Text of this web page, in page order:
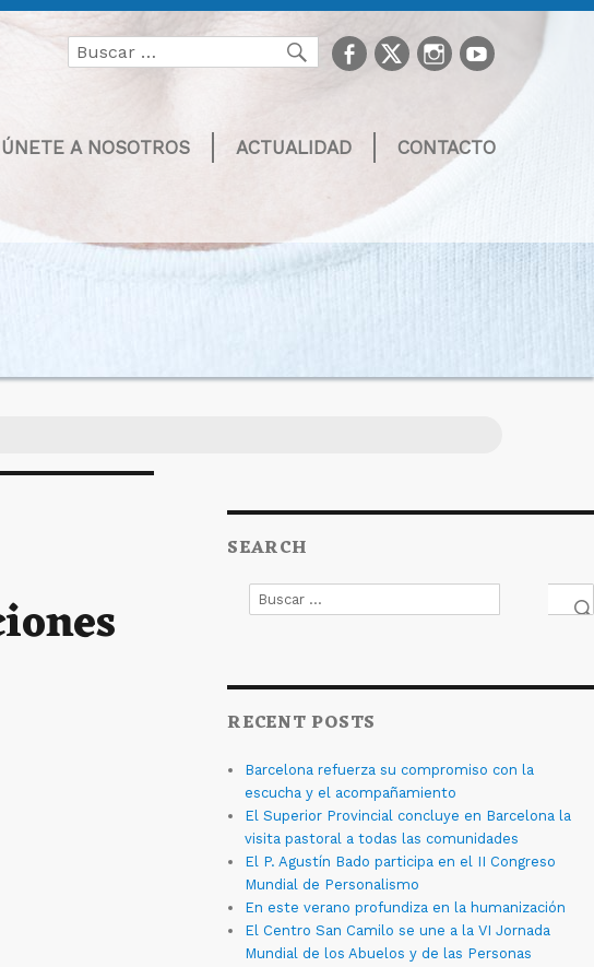
Buscar
por:
Buscarfacebook
TwitterInstagram
youtube
ÚNETE A NOSOTROS ACTUALIDAD CONTACTO
SEARCH
Buscar
por:
RECENT POSTS
Barcelona refuerza su compromiso con la
escucha y el acompañamiento
El Superior Provincial concluye en Barcelona la
visita pastoral a todas las comunidades
El P. Agustín Bado participa en el II Congreso
Mundial de Personalismo
En este verano profundiza en la humanización
El Centro San Camilo se une a la VI Jornada
Mundial de los Abuelos y de las Personas